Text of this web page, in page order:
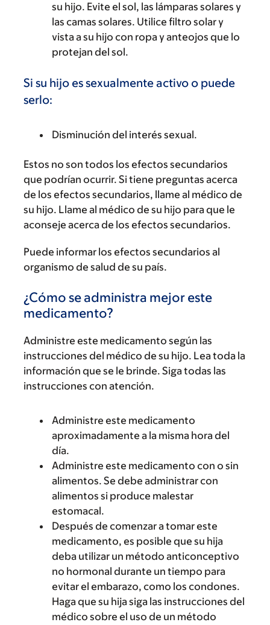
su hijo. Evite el sol, las lámparas solares y
las camas solares. Utilice filtro solar y
vista a su hijo con ropa y anteojos que lo
protejan del sol.
Si su hijo es sexualmente activo o puede
serlo:
Disminución del interés sexual.
Estos no son todos los efectos secundarios
que podrían ocurrir. Si tiene preguntas acerca
de los efectos secundarios, llame al médico de
su hijo. Llame al médico de su hijo para que le
aconseje acerca de los efectos secundarios.
Puede informar los efectos secundarios al
organismo de salud de su país.
¿Cómo se administra mejor este
medicamento?
Administre este medicamento según las
instrucciones del médico de su hijo. Lea toda la
información que se le brinde. Siga todas las
instrucciones con atención.
Administre este medicamento
aproximadamente a la misma hora del
día.
Administre este medicamento con o sin
alimentos. Se debe administrar con
alimentos si produce malestar
estomacal.
Después de comenzar a tomar este
medicamento, es posible que su hija
deba utilizar un método anticonceptivo
no hormonal durante un tiempo para
evitar el embarazo, como los condones.
Haga que su hija siga las instrucciones del
médico sobre el uso de un método